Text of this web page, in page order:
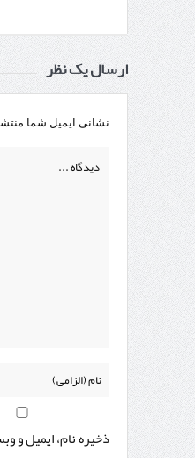
ارسال یک نظر
نشانی ایمیل شما
ذخیره نام، ایمیل و